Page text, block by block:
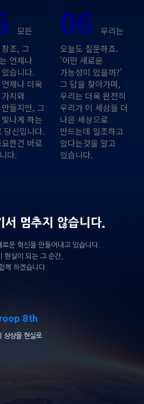
모든
조, 그
언제나
습니다.
제나 더욱
치와
들지만, 그
나게 하는
당신입니다.
한건 바로
다.
06우리는
오늘도 질문하죠.
'어떤 새로운
가능성이 있을까?'
그 답을 찾아가며,
우리는 더욱 완전히
우리가 이 세상을 더
나은 세상으로
만드는데 일조하고
있다는것을 알고
있습니다.
멈추지 않습니다.
운 혁신을 만들어내고 있습니다.
현실이 되는 그 순간,
께 하겠습니다.
8th
상상을 현실로